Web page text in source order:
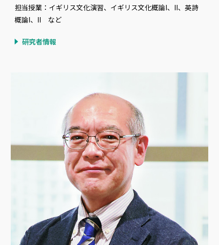
担当授業：イギリス文化演習、イギリス文化概論I、II、英詩
概論I、II など
研究者情報